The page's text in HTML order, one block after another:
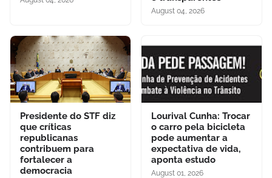
August 04, 2026
Presidente do STF diz
que críticas
republicanas
contribuem para
fortalecer a
democracia
Lourival Cunha: Trocar
o carro pela bicicleta
pode aumentar a
expectativa de vida,
aponta estudo
August 01, 2026